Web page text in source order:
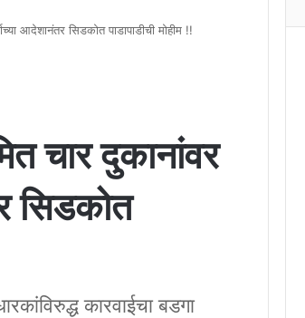
आदेशानंतर सिडकोत पाडापाडीची मोहीम !!
चार दुकानांवर
सिडकोत
कारवाईचा बडगा